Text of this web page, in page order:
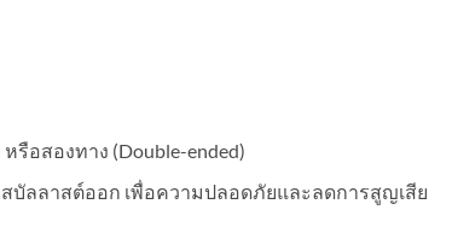
รือสองทาง (Double-ended)
บัลลาสต์ออก เพื่อความปลอดภัยและลดการสูญเสีย